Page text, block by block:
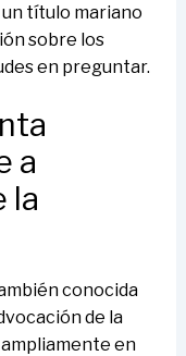
título mariano
sobre los
en preguntar.
a
la
conocida
de la
en